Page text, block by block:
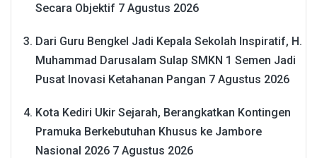
Secara Objektif 7 Agustus 2026
Dari Guru Bengkel Jadi Kepala Sekolah Inspiratif, H.
Muhammad Darusalam Sulap SMKN 1 Semen Jadi
Pusat Inovasi Ketahanan Pangan 7 Agustus 2026
Kota Kediri Ukir Sejarah, Berangkatkan Kontingen
Pramuka Berkebutuhan Khusus ke Jambore
Nasional 2026 7 Agustus 2026